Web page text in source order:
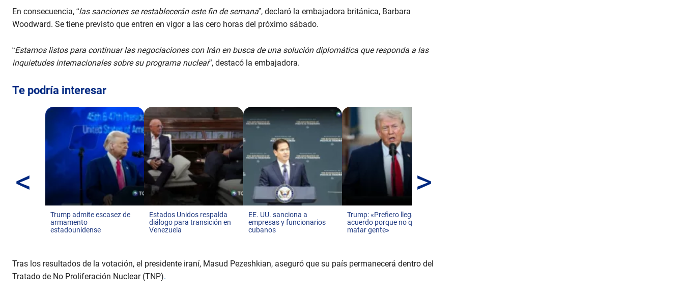
En consecuencia, “las sanciones se restablecerán este fin de semana”, declaró la embajadora británica, Barbara
Woodward. Se tiene previsto que entren en vigor a las cero horas del próximo sábado.
“Estamos listos para continuar las negociaciones con Irán en busca de una solución diplomática que responda a las
inquietudes internacionales sobre su programa nuclear”, destacó la embajadora.
Te podría interesar
<
Trump admite escasez de
armamento
estadounidense
Estados Unidos respalda
diálogo para transición en
Venezuela
EE. UU. sanciona a
empresas y funcionarios
cubanos
Trump: «Prefiero llegar a un
acuerdo porque no quiero
matar gente»
>
Tras los resultados de la votación, el presidente iraní, Masud Pezeshkian, aseguró que su país permanecerá dentro del
Tratado de No Proliferación Nuclear (TNP).